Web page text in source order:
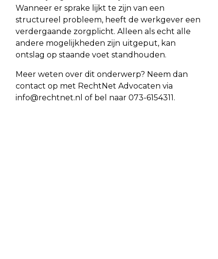
Wanneer er sprake lijkt te zijn van een
structureel probleem, heeft de werkgever een
verdergaande zorgplicht. Alleen als echt alle
andere mogelijkheden zijn uitgeput, kan
ontslag op staande voet standhouden.
Meer weten over dit onderwerp? Neem dan
contact op met RechtNet Advocaten via
info@rechtnet.nl of bel naar 073-6154311.